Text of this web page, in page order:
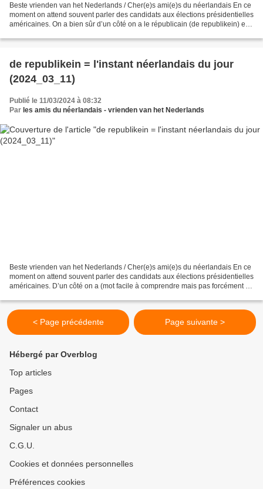
Beste vrienden van het Nederlands / Cher(e)s ami(e)s du néerlandais En ce
moment on attend souvent parler des candidats aux élections présidentielles
américaines. On a bien sûr d’un côté on a le républicain (de republikein) et
de republikein = l'instant néerlandais du jour
(2024_03_11)
Publié le 11/03/2024 à 08:32
Par les amis du néerlandais - vrienden van het Nederlands
Beste vrienden van het Nederlands / Cher(e)s ami(e)s du néerlandais En ce
moment on attend souvent parler des candidats aux élections présidentielles
américaines. D’un côté on a (mot facile à comprendre mais pas forcément à
< Page précédente Page suivante >
Hébergé par Overblog
Top articles
Pages
Contact
Signaler un abus
C.G.U.
Cookies et données personnelles
Préférences cookies